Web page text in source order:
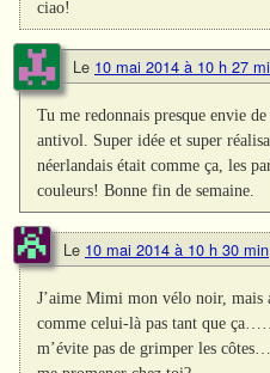
ciao!
Le 10 mai 2014 à 10 h 27
Tu me redonnais presque envie
antivol. Super idée et super
néerlandais était comme ça, les
couleurs! Bonne fin de semaine.
Le 10 mai 2014 à 10 h 30 min
J’aime Mimi mon vélo noir,
comme celui-là pas tant que
m’évite pas de grimper les